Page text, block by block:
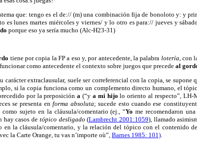
que: tengo es el de:// (m) una combinación fija de bonoloto y: y
es lunes martes miércoles y viernes/ y lo otro es para:// jueves y
porque eso ya sería mucho (Alc-H23-31)
tiene por copia la FP a eso y, por antecedente, la palabra lotería, con
como antecedente el contexto sobre juegos que precede al
carácter extraclausular, suele ser correferencial con la copia, se supone
si la copia funciona como un complemento directo humano, el
por la preposicióna (“y a mi hijo lo oriento al respecto”, LH-
se presenta enforma absoluta; sucede esto cuando ese
sujeto en la cláusula/comentario (ej., “Yo me recomendaron
hay casos de tópico desligado (Lambrecht 2001:1059), llamado
la cláusula/comentario, y la relación del tópico con el contenido
la Carte Orange, tu vas n’importe où”, Barnes 1985: 101).